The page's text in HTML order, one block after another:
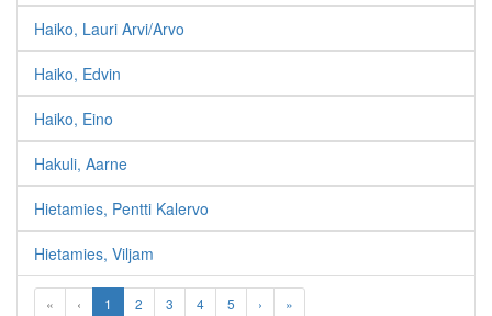
Haiko, Lauri Arvi/Arvo
Haiko, Edvin
Haiko, Eino
Hakuli, Aarne
Hietamies, Pentti Kalervo
Hietamies, Viljam
« ‹ 1 2 3 4 5 › »